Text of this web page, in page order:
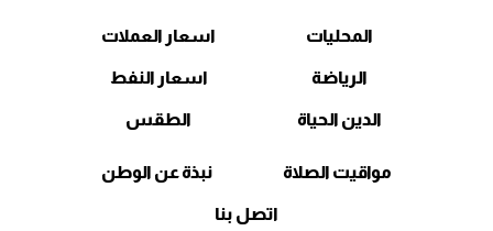
المحليات
الرياضة
الدين الحياة
اسعار العملات
اسعار النفط
الطقس
مواقيت الصلاة نبذة عن الوطن
اتصل بنا